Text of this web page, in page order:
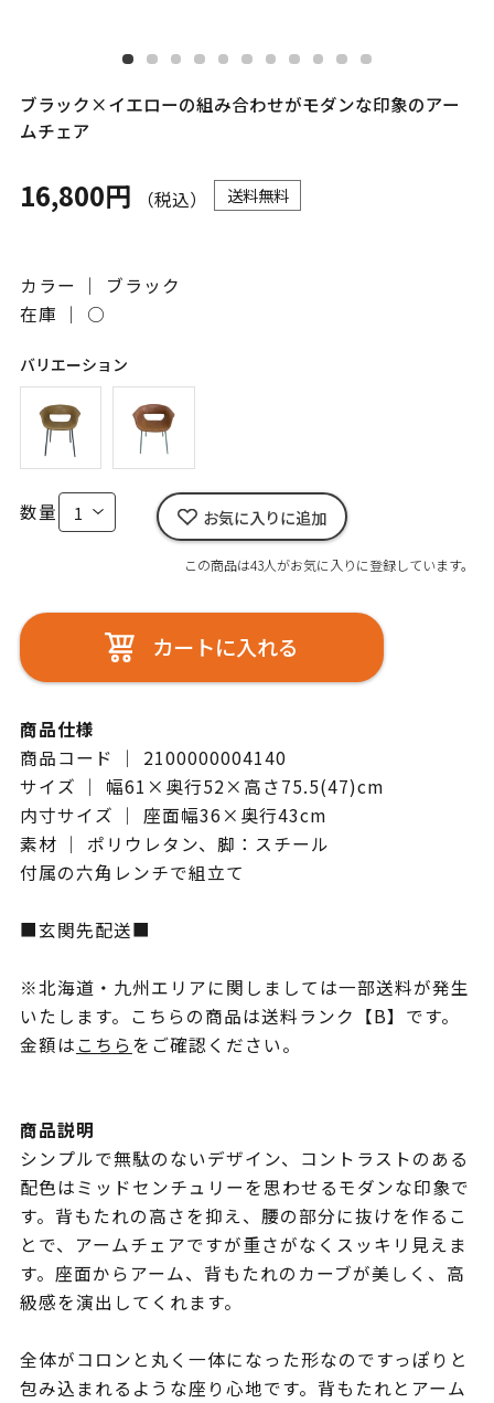
ブラック×イエローの組み合わせがモダンな印象のアー
ムチェア
16,800円 （税込） 送料無料
カラー ｜ ブラック
在庫 ｜ ○
バリエーション
数量 お気に入りに追加
この商品は43人がお気に入りに登録しています。
カートに入れる
商品仕様
商品コード ｜ 2100000004140
サイズ ｜ 幅61×奥行52×高さ75.5(47)cm
内寸サイズ ｜ 座面幅36×奥行43cm
素材 ｜ ポリウレタン、脚：スチール
付属の六角レンチで組立て
■玄関先配送■
※北海道・九州エリアに関しましては一部送料が発生
いたします。こちらの商品は送料ランク【B】です。
金額はこちらをご確認ください。
商品説明
シンプルで無駄のないデザイン、コントラストのある
配色はミッドセンチュリーを思わせるモダンな印象で
す。背もたれの高さを抑え、腰の部分に抜けを作るこ
とで、アームチェアですが重さがなくスッキリ見えま
す。座面からアーム、背もたれのカーブが美しく、高
級感を演出してくれます。
全体がコロンと丸く一体になった形なのですっぽりと
包み込まれるような座り心地です。背もたれとアーム